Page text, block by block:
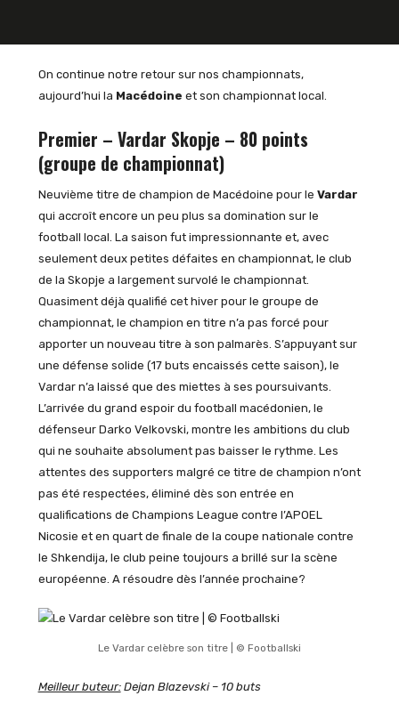
On continue notre retour sur nos championnats,
aujourd’hui la Macédoine et son championnat local.
Premier – Vardar Skopje – 80 points
(groupe de championnat)
Neuvième titre de champion de Macédoine pour le Vardar
qui accroît encore un peu plus sa domination sur le
football local. La saison fut impressionnante et, avec
seulement deux petites défaites en championnat, le club
de la Skopje a largement survolé le championnat.
Quasiment déjà qualifié cet hiver pour le groupe de
championnat, le champion en titre n’a pas forcé pour
apporter un nouveau titre à son palmarès. S’appuyant sur
une défense solide (17 buts encaissés cette saison), le
Vardar n’a laissé que des miettes à ses poursuivants.
L’arrivée du grand espoir du football macédonien, le
défenseur Darko Velkovski, montre les ambitions du club
qui ne souhaite absolument pas baisser le rythme. Les
attentes des supporters malgré ce titre de champion n’ont
pas été respectées, éliminé dès son entrée en
qualifications de Champions League contre l’APOEL
Nicosie et en quart de finale de la coupe nationale contre
le Shkendija, le club peine toujours a brillé sur la scène
européenne. A résoudre dès l’année prochaine?
Le Vardar celèbre son titre | © Footballski
Meilleur buteur:Dejan Blazevski – 10 buts